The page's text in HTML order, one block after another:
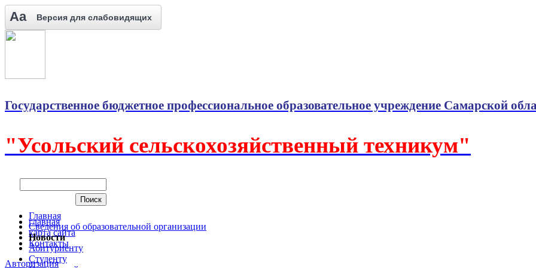
Aa Версия для слабовидящих
Государственное бюджетное профессиональное образовательное учреждение Самарской
"Усольский сельскохозяйственный техникум"
главная
карта сайта
Контакты
Авторизация
Главная
Сведения об образовательной организации
Новости
Абитуриенту
Студенту